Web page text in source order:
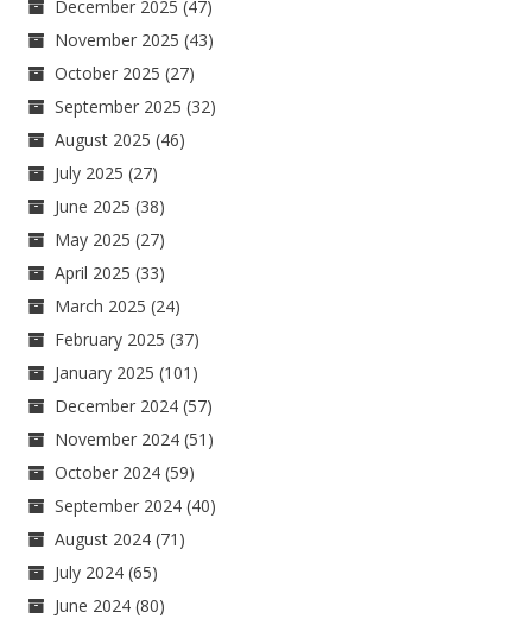
December 2025 (47)
November 2025 (43)
October 2025 (27)
September 2025 (32)
August 2025 (46)
July 2025 (27)
June 2025 (38)
May 2025 (27)
April 2025 (33)
March 2025 (24)
February 2025 (37)
January 2025 (101)
December 2024 (57)
November 2024 (51)
October 2024 (59)
September 2024 (40)
August 2024 (71)
July 2024 (65)
June 2024 (80)